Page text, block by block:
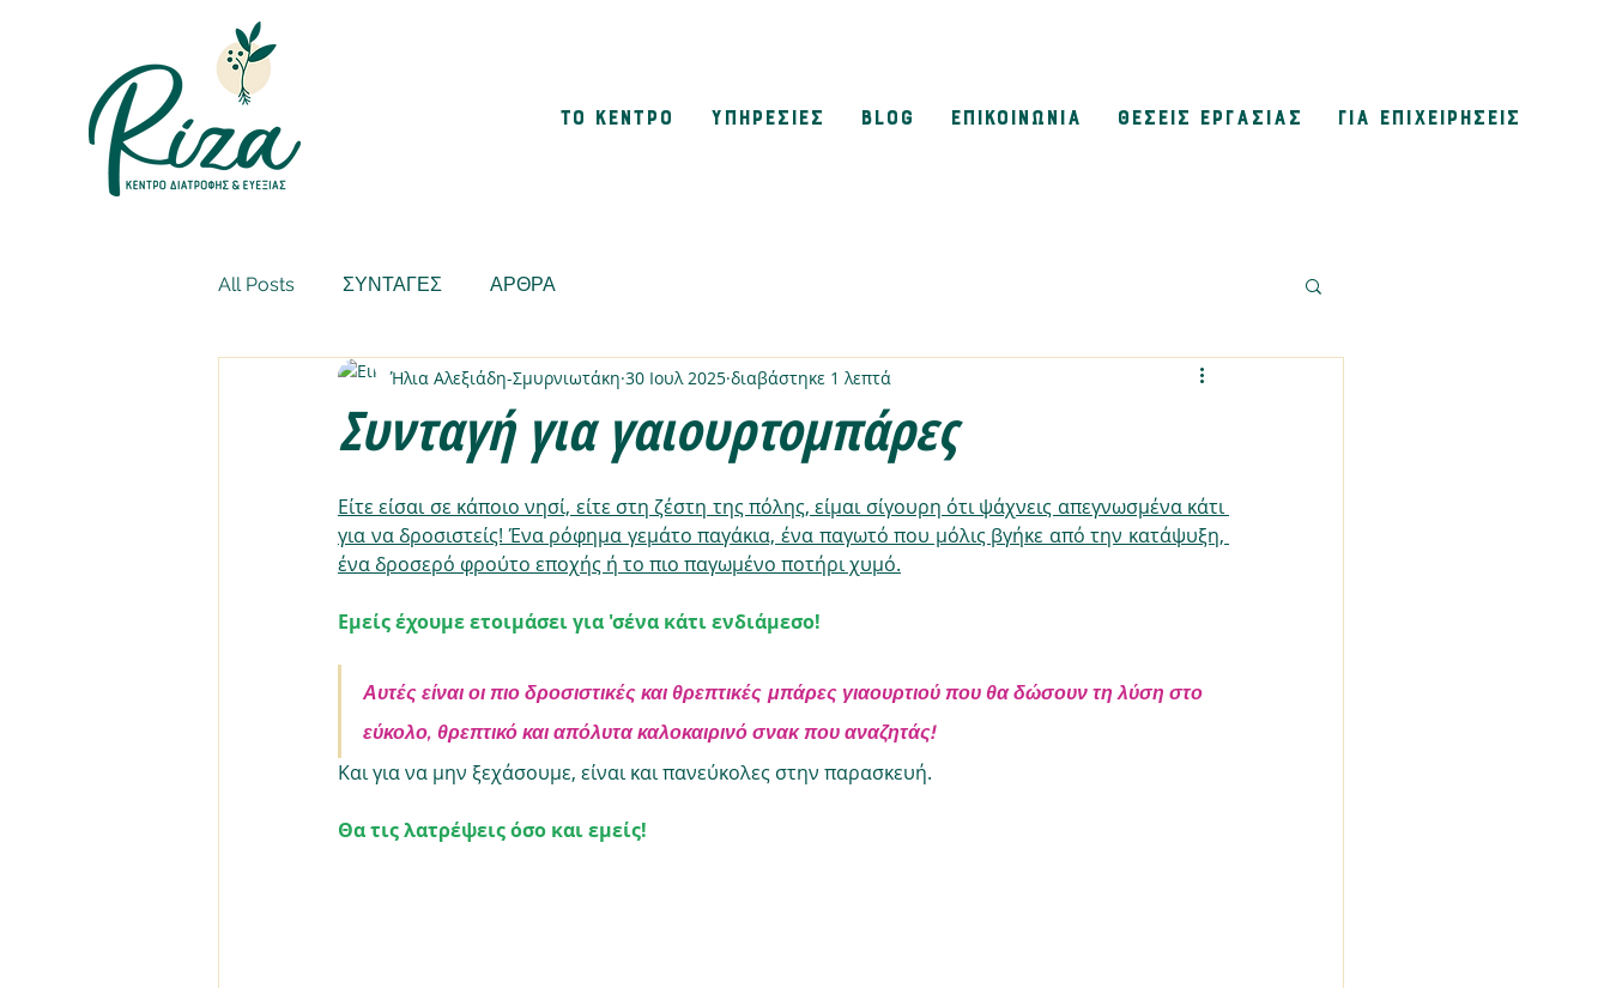
ΤΟ ΚΕΝΤΡΟ ΥΠΗΡΕΣΙΕΣ BLOG ΕΠΙΚΟΙΝΩΝΙΑ ΘΕΣΕΙΣ ΕΡΓΑΣΙΑΣ ΓΙΑ ΕΠΙΧΕΙΡΗΣΕΙΣ
All Posts ΣΥΝΤΑΓΕΣ ΑΡΘΡΑ
Συνταγή για γαιουρτομπάρες
Ήλια Αλεξιάδη-Σμυρνιωτάκη 30 Ιουλ 2025 διαβάστηκε 1 λεπτά
Είτε είσαι σε κάποιο νησί, είτε στη ζέστη της πόλης, είμαι σίγουρη ότι ψάχνεις απεγνωσμένα κάτι
για να δροσιστείς! Ένα ρόφημα γεμάτο παγάκια, ένα παγωτό που μόλις βγήκε από την κατάψυξη,
ένα δροσερό φρούτο εποχής ή το πιο παγωμένο ποτήρι χυμό.
Εμείς έχουμε ετοιμάσει για 'σένα κάτι ενδιάμεσο!
Αυτές είναι οι πιο δροσιστικές και θρεπτικές μπάρες γιαουρτιού που θα δώσουν τη λύση στο
εύκολο, θρεπτικό και απόλυτα καλοκαιρινό σνακ που αναζητάς!
Και για να μην ξεχάσουμε, είναι και πανεύκολες στην παρασκευή.
Θα τις λατρέψεις όσο και εμείς!